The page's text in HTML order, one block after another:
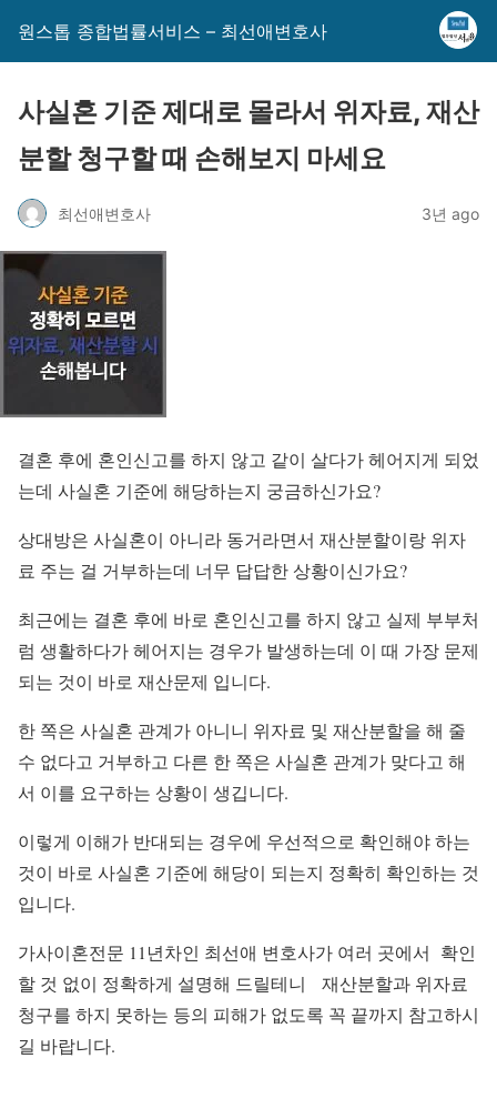
원스톱 종합법률서비스 – 최선애변호사
사실혼 기준 제대로 몰라서 위자료, 재산
분할 청구할 때 손해보지 마세요
최선애변호사 3년 ago
결혼 후에 혼인신고를 하지 않고 같이 살다가 헤어지게 되었
는데 사실혼 기준에 해당하는지 궁금하신가요?
상대방은 사실혼이 아니라 동거라면서 재산분할이랑 위자
료 주는 걸 거부하는데 너무 답답한 상황이신가요?
최근에는 결혼 후에 바로 혼인신고를 하지 않고 실제 부부처
럼 생활하다가 헤어지는 경우가 발생하는데 이 때 가장 문제
되는 것이 바로 재산문제 입니다.
한 쪽은 사실혼 관계가 아니니 위자료 및 재산분할을 해 줄
수 없다고 거부하고 다른 한 쪽은 사실혼 관계가 맞다고 해
서 이를 요구하는 상황이 생깁니다.
이렇게 이해가 반대되는 경우에 우선적으로 확인해야 하는
것이 바로 사실혼 기준에 해당이 되는지 정확히 확인하는 것
입니다.
가사이혼전문 11년차인 최선애 변호사가 여러 곳에서 확인
할 것 없이 정확하게 설명해 드릴테니 재산분할과 위자료
청구를 하지 못하는 등의 피해가 없도록 꼭 끝까지 참고하시
길 바랍니다.